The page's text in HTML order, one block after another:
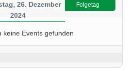
26. Dezember
2024
Folgetag
keine Events gefunden